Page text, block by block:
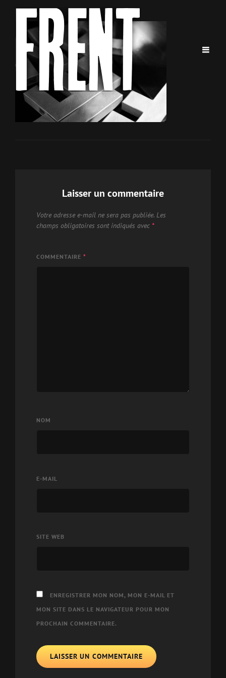
Laisser un commentaire
Votre adresse e-mail ne sera pas publiée. Les
champs obligatoires sont indiqués avec *
COMMENTAIRE *
NOM
E-MAIL
SITE WEB
ENREGISTRER MON NOM, MON E-MAIL ET
MON SITE DANS LE NAVIGATEUR POUR MON
PROCHAIN COMMENTAIRE.